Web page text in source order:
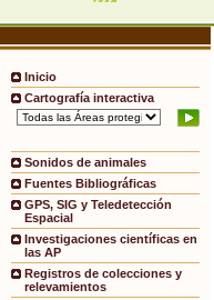
Inicio
Cartografía interactiva
Sonidos de animales
Fuentes Bibliográficas
GPS, SIG y Teledetección
Espacial
Investigaciones científicas en
las AP
Registros de colecciones y
relevamientos